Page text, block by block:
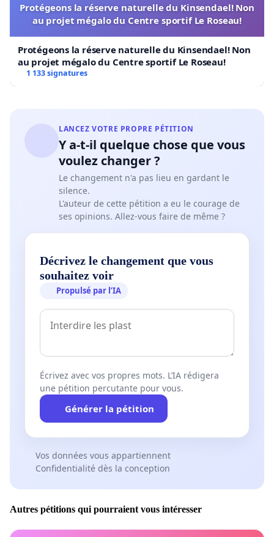
Protégeons la réserve naturelle du Kinsendael! Non
au projet mégalo du Centre sportif Le Roseau!
Protégeons la réserve naturelle du Kinsendael! Non
au projet mégalo du Centre sportif Le Roseau!
1 133 signatures
LANCEZ VOTRE PROPRE PÉTITION
Y a-t-il quelque chose que vous
voulez changer ?
Le changement n'a pas lieu en gardant le
silence.
L'auteur de cette pétition a eu le courage de
ses opinions. Allez-vous faire de même ?
Décrivez le changement que vous
souhaitez voir
Propulsé par l’IA
Écrivez avec vos propres mots. L’IA rédigera
une pétition percutante pour vous.
Générer la pétition
Vos données vous appartiennent
Confidentialité dès la conception
Autres pétitions qui pourraient vous intéresser